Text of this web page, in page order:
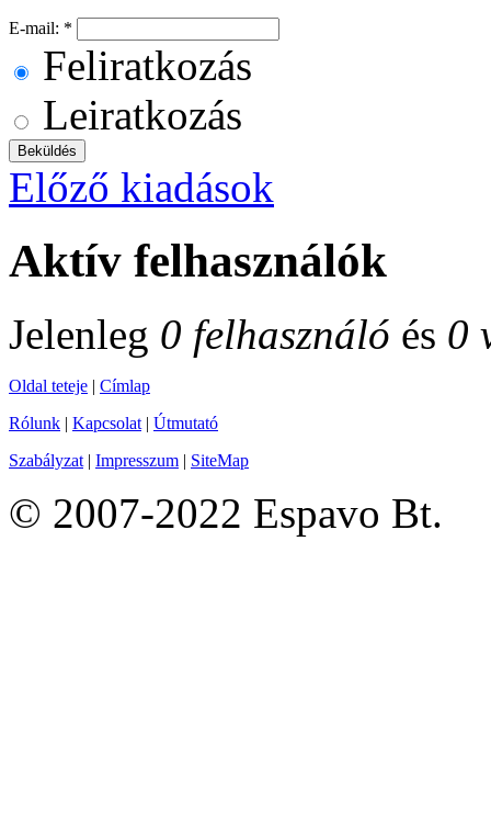
E-mail: *
Feliratkozás
Leiratkozás
Előző kiadások
Aktív felhasználók
Jelenleg 0 felhasználó és 0
Oldal teteje | Címlap
Rólunk | Kapcsolat | Útmutató
Szabályzat | Impresszum | SiteMap
© 2007-2022 Espavo Bt.